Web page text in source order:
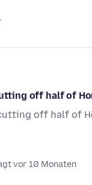
off half of
off half of
vor 10 Monaten